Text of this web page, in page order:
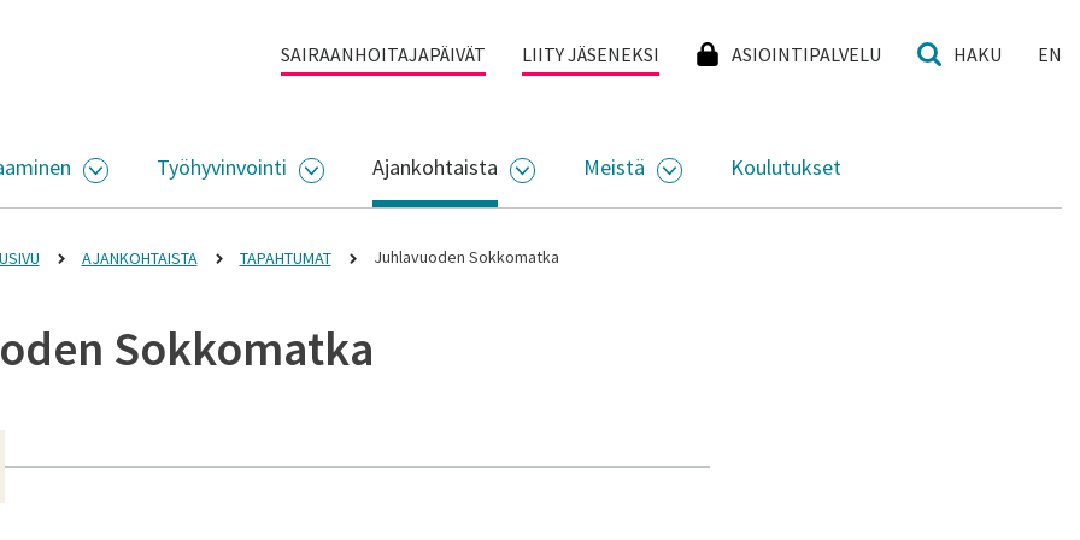
SAIRAANHOITAJAPÄIVÄT LIITY JÄSENEKSI ASIOINTIPALVELU HAKU EN
AVAA ALASIVUJEN VALIKKO
Työhyvinvointi
AVAA ALASIVUJEN VALIKKO
Ajankohtaista
AVAA ALASIVUJEN VALIKKO
Meistä
AVAA ALASIVUJEN VALIKKO
Koulutukset
AJANKOHTAISTA TAPAHTUMAT Juhlavuoden Sokkomatka
Sokkomatka